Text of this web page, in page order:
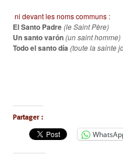
ni devant les noms communs :
El Santo Padre(le Saint Père)
Un santo varón(un saint homme)
Todo el santo día (toute la sainte
Partager :